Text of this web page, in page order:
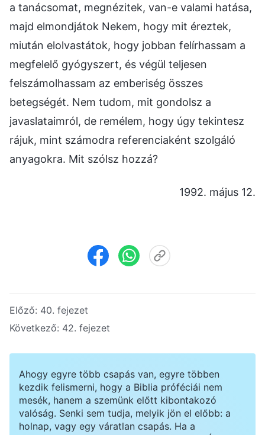
a tanácsomat, megnézitek, van-e valami hatása,
majd elmondjátok Nekem, hogy mit éreztek,
miután elolvastátok, hogy jobban felírhassam a
megfelelő gyógyszert, és végül teljesen
felszámolhassam az emberiség összes
betegségét. Nem tudom, mit gondolsz a
javaslataimról, de remélem, hogy úgy tekintesz
rájuk, mint számodra referenciaként szolgáló
anyagokra. Mit szólsz hozzá?
1992. május 12.
Előző: 40. fejezet
Következő: 42. fejezet
Ahogy egyre több csapás van, egyre többen
kezdik felismerni, hogy a Biblia próféciái nem
mesék, hanem a szemünk előtt kibontakozó
valóság. Senki sem tudja, melyik jön el előbb: a
holnap, vagy egy váratlan csapás. Ha a